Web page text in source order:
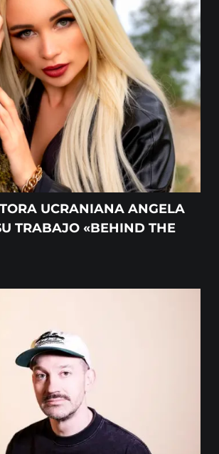
UCRANIANA ANGELA
TRABAJO «BEHIND THE